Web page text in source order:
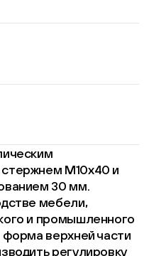
М10х40 и
30 мм.
мебели,
и промышленного
верхней части
регулировку